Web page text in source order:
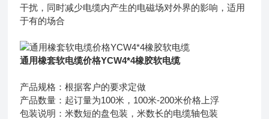
干扰，同时减少电缆内产生的电磁场对外界的影响，适用
于有的场合
通用橡套软电缆价格YCW4*4橡胶软电缆
产品规格：根据客户的要求定做
产品数量：起订量为100米，100米-200米价格上浮
包装说明：米数短的盘包装，米数长的电缆轴包装